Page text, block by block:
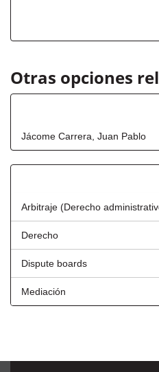
Otras opciones
Jácome Carrera, Juan Pablo
Arbitraje (Derecho
Derecho
Dispute boards
Mediación